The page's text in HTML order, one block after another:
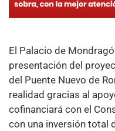
El Palacio de
presentación del
del Puente Nuevo de
realidad gracias al
cofinanciará con el
con una inversión total